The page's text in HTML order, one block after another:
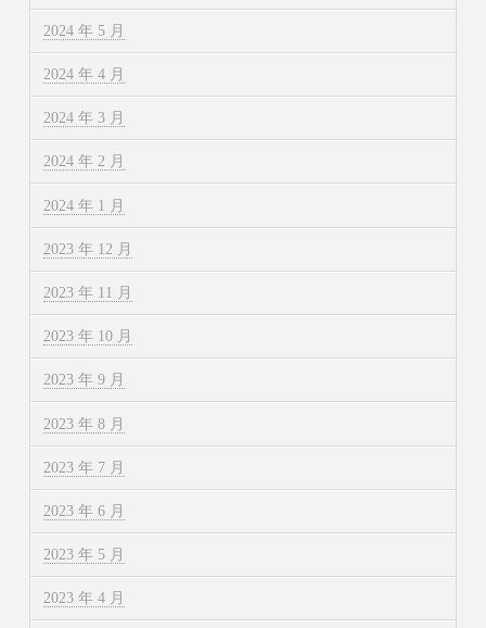
2024 年 5 月
2024 年 4 月
2024 年 3 月
2024 年 2 月
2024 年 1 月
2023 年 12 月
2023 年 11 月
2023 年 10 月
2023 年 9 月
2023 年 8 月
2023 年 7 月
2023 年 6 月
2023 年 5 月
2023 年 4 月